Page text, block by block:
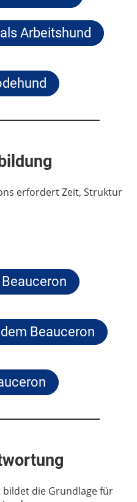
Arbeitshund
erfordert Zeit, Struktur
Beauceron
die Grundlage für